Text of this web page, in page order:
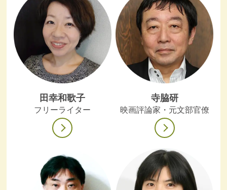
田幸和歌子
フリーライター
寺脇研
映画評論家・元文部官僚